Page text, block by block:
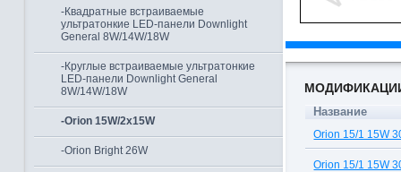
-Квадратные встраиваемые
ультратонкие LED-панели Downlight
General 8W/14W/18W
-Круглые встраиваемые ультратонкие
LED-панели Downlight General
8W/14W/18W
-Orion 15W/2x15W
-Orion Bright 26W
Название
Orion 15/1 15W
Orion 15/1 15W